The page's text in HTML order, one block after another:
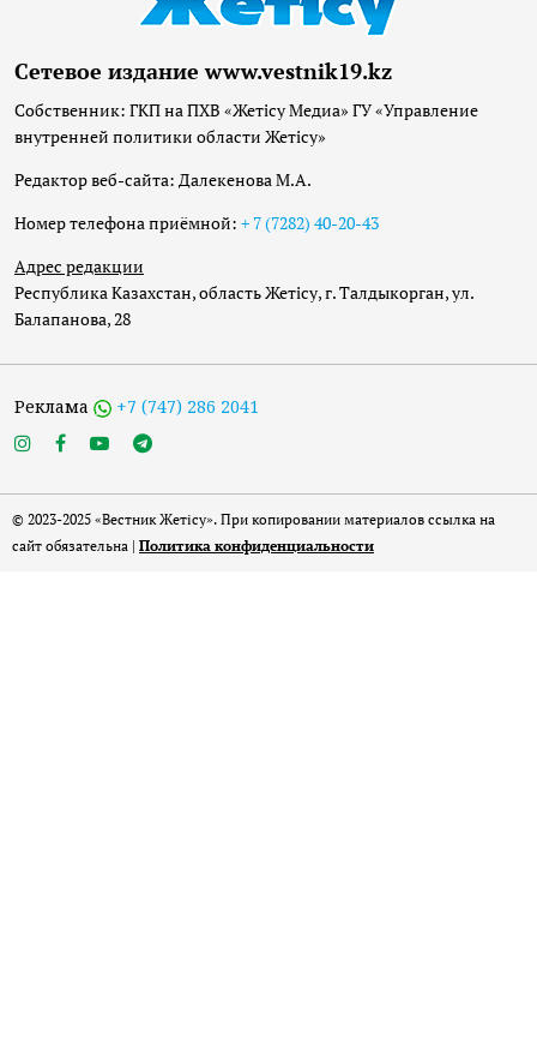
Сетевое издание www.vestnik19.kz
Собственник: ГКП на ПХВ «Жетісу Медиа» ГУ «Управление
внутренней политики области Жетісу»
Редактор веб-сайта: Далекенова М.А.
Номер телефона приёмной: + 7 (7282) 40-20-43
Адрес редакции
Республика Казахстан, область Жетісу, г. Талдыкорган, ул.
Балапанова, 28
Реклама +7 (747) 286 2041
© 2023-2025 «Вестник Жетісу». При копировании материалов ссылка на
сайт обязательна | Политика конфиденциальности